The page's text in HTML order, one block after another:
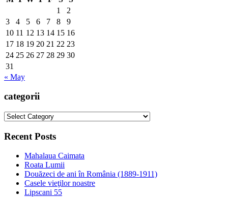
1
2
3
4 5 6 7 8
9
10 11 12 13 14 15 16
17 18 19 20 21 22 23
24 25 26 27 28 29 30
31
« May
categorii
categorii
Recent Posts
Mahalaua Caimata
Roata Lumii
Douăzeci de ani în România (1889-1911)
Casele vieţilor noastre
Lipscani 55